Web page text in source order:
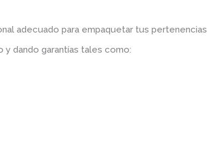
adecuado para empaquetar tus pertenencias.
dando garantías tales como: